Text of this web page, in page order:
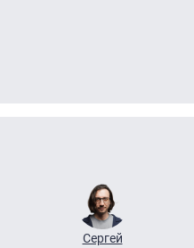
Сергей